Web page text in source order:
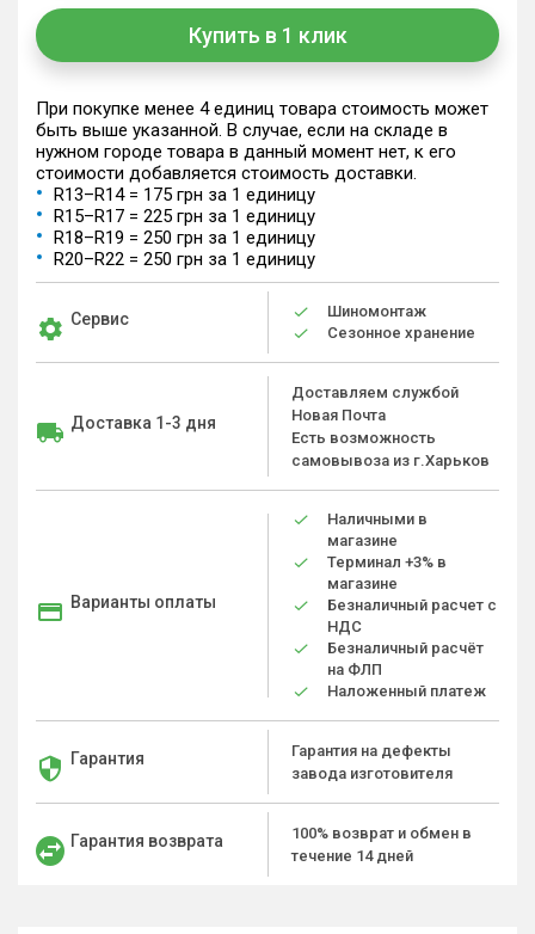
Купить в 1 клик
При покупке менее 4 единиц товара стоимость может
быть выше указанной. В случае, если на складе в
нужном городе товара в данный момент нет, к его
стоимости добавляется стоимость доставки.
R13–R14 = 175 грн за 1 единицу
R15–R17 = 225 грн за 1 единицу
R18–R19 = 250 грн за 1 единицу
R20–R22 = 250 грн за 1 единицу
Сервис
Шиномонтаж
Сезонное хранение
Доставка 1-3 дня
Доставляем службой
Новая Почта
Есть возможность
самовывоза из г.Харьков
Варианты оплаты
Наличными в
магазине
Терминал +3% в
магазине
Безналичный расчет с
НДС
Безналичный расчёт
на ФЛП
Наложенный платеж
Гарантия
Гарантия на дефекты
завода изготовителя
Гарантия возврата
100% возврат и обмен в
течение 14 дней